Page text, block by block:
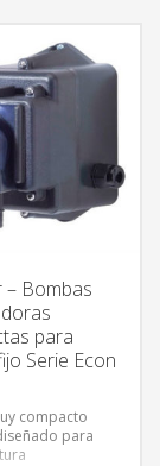
minuto.
18 W.
– Bombas
para
Serie Econ
compacto
para